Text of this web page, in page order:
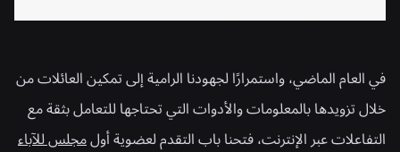
في العام الماضي، واستمرارًا لجهودنا الرامية إلى تمكين العائلات من
خلال تزويدها بالمعلومات والأدوات التي تحتاجها للتعامل بثقة مع
التفاعلات عبر الإنترنت، فتحنا باب التقدم لعضوية أولمجلس للآباء